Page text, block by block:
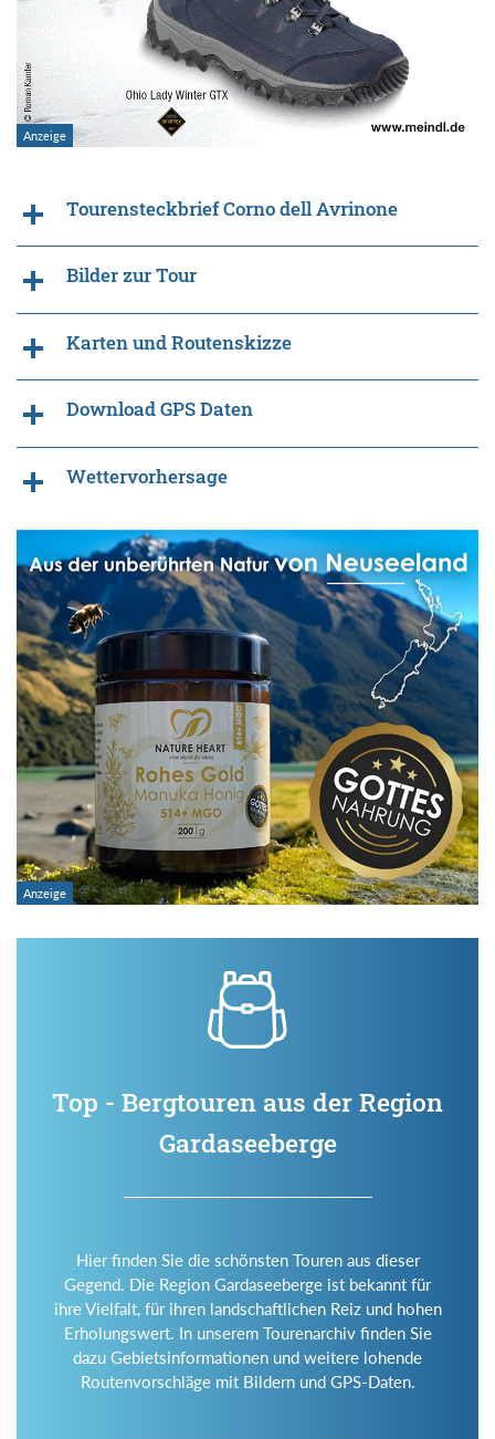
Tourensteckbrief Corno dell Avrinone
Bilder zur Tour
Karten und Routenskizze
Download GPS Daten
Wettervorhersage
Top - Bergtouren aus der Region
Gardaseeberge
Hier finden Sie die schönsten Touren aus dieser
Gegend. Die Region Gardaseeberge ist bekannt für
ihre Vielfalt, für ihren landschaftlichen Reiz und hohen
Erholungswert. In unserem Tourenarchiv finden Sie
dazu Gebietsinformationen und weitere lohende
Routenvorschläge mit Bildern und GPS-Daten.